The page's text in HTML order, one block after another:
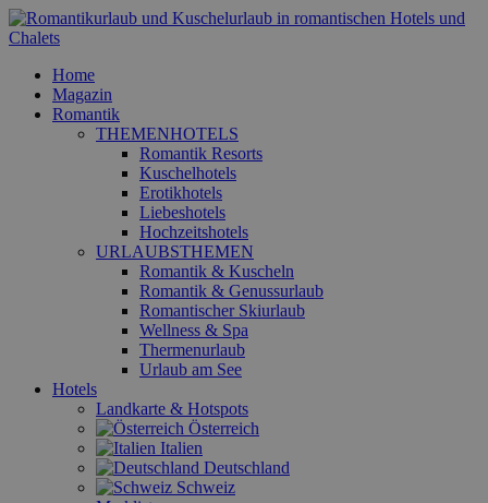
Home
Magazin
Romantik
THEMENHOTELS
Romantik Resorts
Kuschelhotels
Erotikhotels
Liebeshotels
Hochzeitshotels
URLAUBSTHEMEN
Romantik & Kuscheln
Romantik & Genussurlaub
Romantischer Skiurlaub
Wellness & Spa
Thermenurlaub
Urlaub am See
Hotels
Landkarte & Hotspots
Österreich
Italien
Deutschland
Schweiz